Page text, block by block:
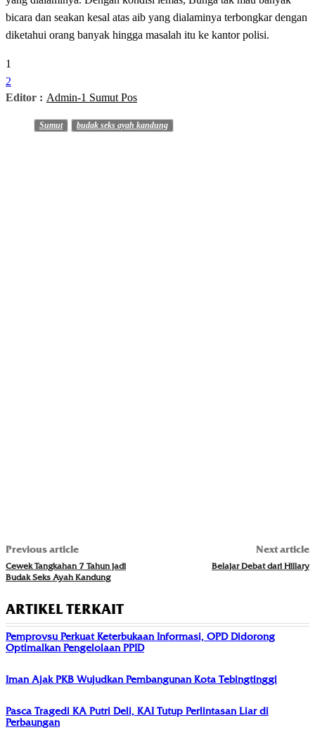
bicara dan seakan kesal atas aib yang dialaminya terbongkar dengan
diketahui orang banyak hingga masalah itu ke kantor polisi.
1
2
Editor : Admin-1 Sumut Pos
Sumut budak seks ayah kandung
Previous article
Cewek Tangkahan 7 Tahun jadi
Budak Seks Ayah Kandung
Next article
Belajar Debat dari Hillary
ARTIKEL TERKAIT
Pemprovsu Perkuat Keterbukaan Informasi, OPD Didorong
Optimalkan Pengelolaan PPID
Iman Ajak PKB Wujudkan Pembangunan Kota Tebingtinggi
Pasca Tragedi KA Putri Deli, KAI Tutup Perlintasan Liar di
Perbaungan